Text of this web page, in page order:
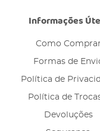
Informações
Como Comprar
Formas de
Política de
Política de
Devoluções